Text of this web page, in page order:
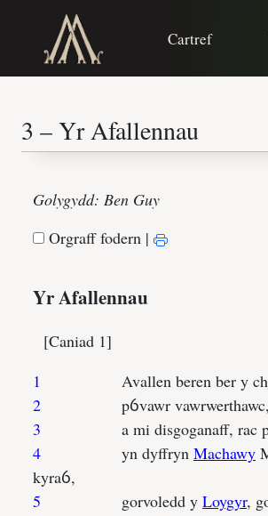
Cartref
Golygydd: Ben Guy
Orgraff fodern |